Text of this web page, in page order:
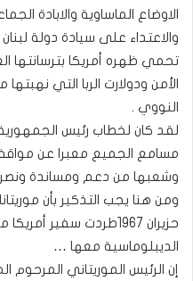
الاوضاع الماساوية والابادة
والاعتداء على سيادة دولة
تحمي ظهره أمريكا بترسانتها
الأمن ودولارت الربا التي
النووي .
لقد كان لخطاب رئيس
مسامع الجميع معبرا عن
وشعبها من دعم ومساندة
ومن هنا يجب التذكير بأن
حزيران 1967طردت سفير
الديبلوماسية معها …
إن الرئيس الموريتاني